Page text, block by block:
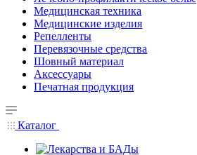
Медицинская техника
Медицинские изделия
Репелленты
Перевязочные средства
Шовный материал
Аксессуары
Печатная продукция
Каталог